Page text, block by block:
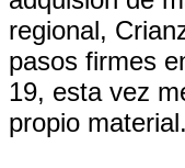
regional,
pasos firmes
19, esta vez
propio material.